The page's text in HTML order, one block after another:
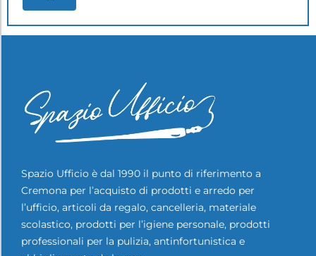
Spazio Ufficio è dal 1990 il punto di riferimento a
Cremona per l’acquisto di prodotti e arredo per
l’ufficio, articoli da regalo, cancelleria, materiale
scolastico, prodotti per l’igiene personale, prodotti
professionali per la pulizia, antinfortunistica e